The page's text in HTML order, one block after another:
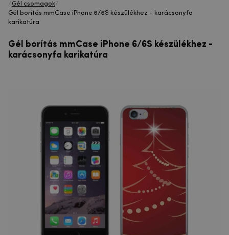
/Gél csomagok/
Gél borítás mmCase iPhone 6/6S készülékhez - karácsonyfa
karikatúra
Gél borítás mmCase iPhone 6/6S készülékhez -
karácsonyfa karikatúra